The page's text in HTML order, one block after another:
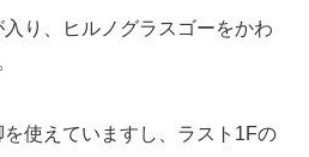
り、ヒルノグラスゴーをかわ
使えていますし、ラスト1Fの